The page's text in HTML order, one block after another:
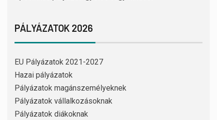
PÁLYÁZATOK 2026
EU Pályázatok 2021-2027
Hazai pályázatok
Pályázatok magánszemélyeknek
Pályázatok vállalkozásoknak
Pályázatok diákoknak